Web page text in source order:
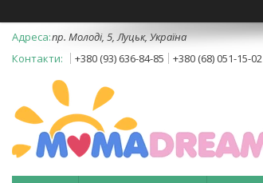
пр. Молоді, 5, Луцьк, Україна
+380 (93) 636-84-85
+380 (68) 051-15-02